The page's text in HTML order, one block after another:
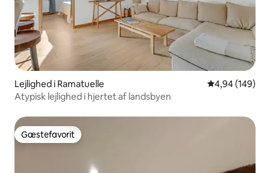
Lejlighed i Ramatuelle 4,94 ud af 5 i
4,94 (149)
Atypisk lejlighed i hjertet af landsbyen
Gæstefavorit
Gæstefavorit